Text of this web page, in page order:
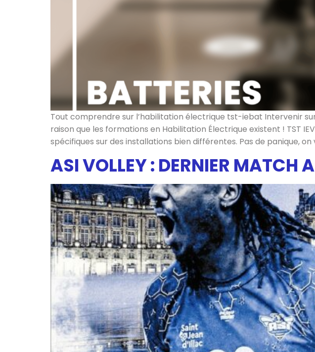
Tout comprendre sur l’habilitation électrique tst-iebat Intervenir
raison que les formations en Habilitation Électrique existent ! TST
spécifiques sur des installations bien différentes. Pas de panique, on
ASI VOLLEY : DERNIER MATCH